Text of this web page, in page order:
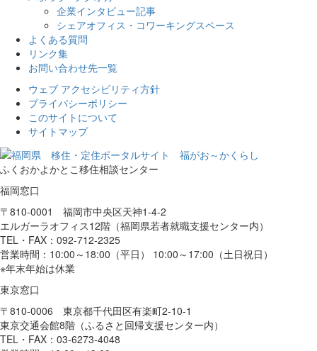
企業インタビュー記事
シェアオフィス・コワーキングスペース
よくある質問
リンク集
お問い合わせ先一覧
ウェブ アクセシビリティ方針
プライバシーポリシー
このサイトについて
サイトマップ
ふくおかよかとこ移住相談センター
福岡窓口
〒810-0001 福岡市中央区天神1-4-2
エルガーラオフィス12階（福岡県若者就職支援センター内）
TEL・FAX：092-712-2325
営業時間：10:00～18:00（平日） 10:00～17:00（土日祝日）
※年末年始は休業
東京窓口
〒810-0006 東京都千代田区有楽町2-10-1
東京交通会館8階（ふるさと回帰支援センター内）
TEL・FAX：03-6273-4048